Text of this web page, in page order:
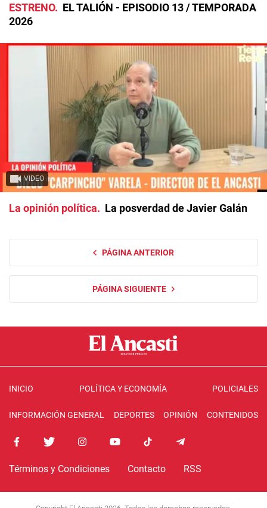
ESTRENO
EL TALIÓN - EPISODIO 13 / TEMPORADA
2026
VIDEO
La opinión política La posverdad de Javier Galán
PÁGINA ANTERIOR
PÁGINA SIGUIENTE
INICIO POLÍTICA Y ECONOMÍA POLICIALES
INFORMACIÓN GENERAL DEPORTES OPINIÓN CONTENIDOS
Términos y Condiciones Contacto RSS